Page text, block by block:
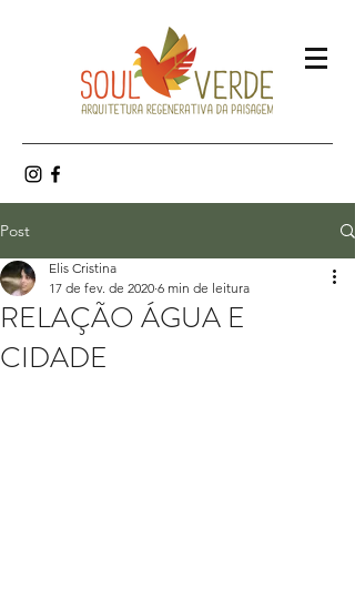
Post
RELAÇÃO ÁGUA E
CIDADE
Elis Cristina
17 de fev. de 2020 6 min de leitura